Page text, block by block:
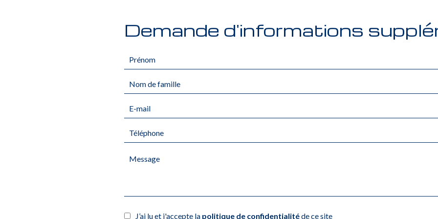
Demande d'informations
J’ai lu et j'accepte la politique de confidentialitéde ce site